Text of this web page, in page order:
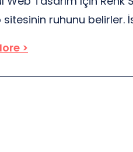
sitesinin ruhunu belirler.
deneyimini büyük
konusunda
kırmızı heyecan
>